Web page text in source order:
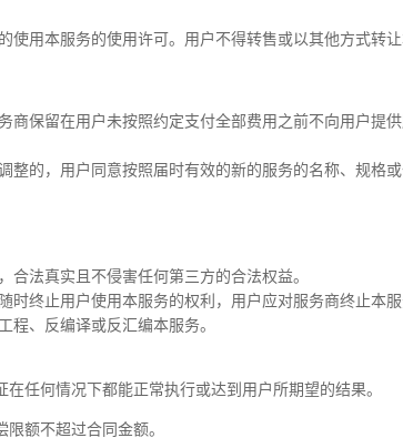
用本服务的使用许可。用户不得转售或以其他方式转
商保留在用户未按照约定支付全部费用之前不向用户提
整的，用户同意按照届时有效的新的服务的名称、规格
法真实且不侵害任何第三方的合法权益。
终止用户使用本服务的权利，用户应对服务商终止本
程、反编译或反汇编本服务。
任何情况下都能正常执行或达到用户所期望的结果。
额不超过合同金额。